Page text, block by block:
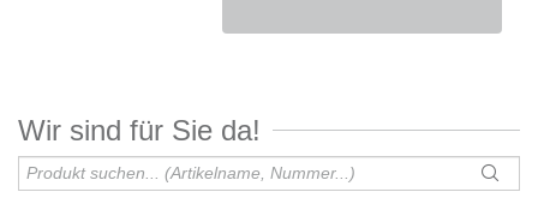
Wir sind für Sie da!